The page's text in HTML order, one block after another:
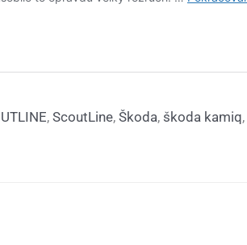
, ScoutLine, Škoda, škoda kamiq,